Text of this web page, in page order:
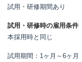
試用・研修期間あり
試用・研修時の雇用条件
本採用時と同じ
試用期間：1ヶ月～6ヶ月